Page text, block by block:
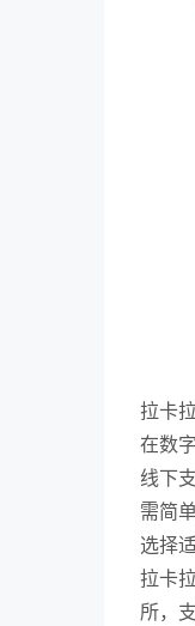
拉卡
在数
线下
需简
选择
拉卡
所，